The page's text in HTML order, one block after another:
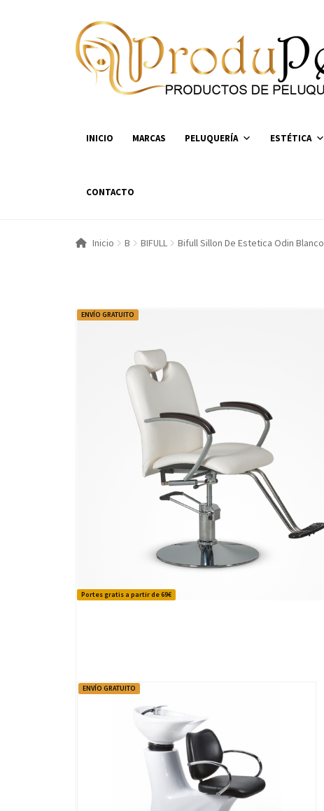
Ir
a
la
navegación
Ir
al
contenido
INICIO MARCAS PELUQUERÍA ESTÉTICA
CONTACTO
Inicio B BIFULL Bifull Sillon De Estetica Odin Blanco
Portes gratis a partir de 69€
ENVÍO GRATUITO
ENVÍO GRATUITO